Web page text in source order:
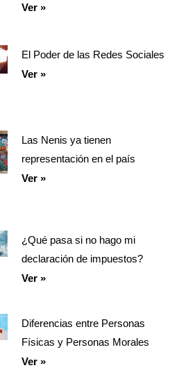
Ver »
El Poder de las Redes Sociales
Ver »
Las Nenis ya tienen
representación en el país
Ver »
¿Qué pasa si no hago mi
declaración de impuestos?
Ver »
Diferencias entre Personas
Físicas y Personas Morales
Ver »